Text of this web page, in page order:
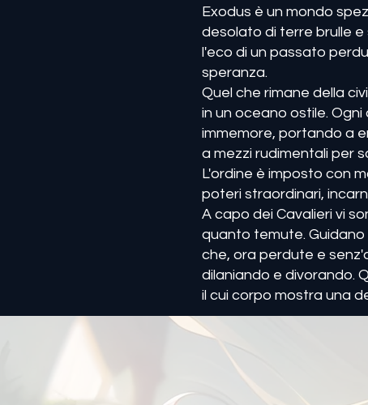
Exodus è un mondo
desolato di terre brulle
l'eco di un passato
speranza.
Quel che rimane della
in un oceano ostile.
immemore, portando a
a mezzi rudimentali per
L'ordine è imposto con
poteri straordinari,
A capo dei Cavalieri vi
quanto temute.
che, ora perdute e
dilaniando e divorando.
il cui corpo mostra una